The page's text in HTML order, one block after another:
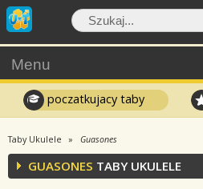
Menu
poczatkujacy taby
Taby Ukulele Guasones
GUASONES TABY UKULELE